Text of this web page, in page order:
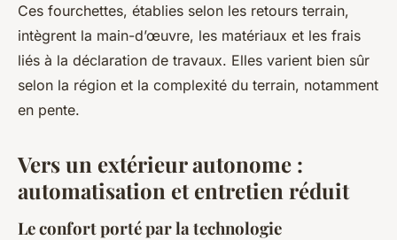
Ces fourchettes, établies selon les retours terrain,
intègrent la main-d’œuvre, les matériaux et les frais
liés à la déclaration de travaux. Elles varient bien sûr
selon la région et la complexité du terrain, notamment
en pente.
Vers un extérieur autonome :
automatisation et entretien réduit
Le confort porté par la technologie